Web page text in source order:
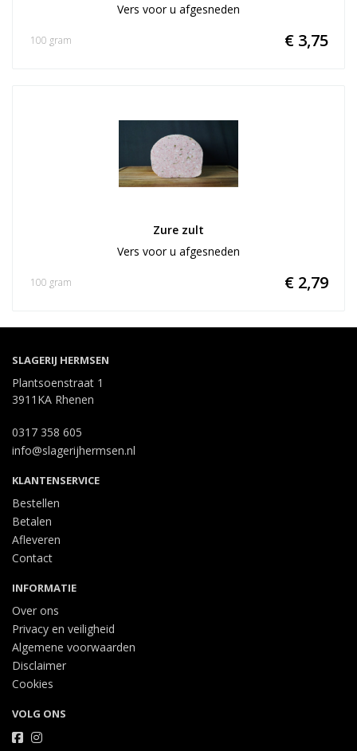
Vers voor u afgesneden
€ 3,75
100 gram
Zure zult
Vers voor u afgesneden
€ 2,79
100 gram
SLAGERIJ HERMSEN
Plantsoenstraat 1
3911KA Rhenen
0317 358 605
info@slagerijhermsen.nl
KLANTENSERVICE
Bestellen
Betalen
Afleveren
Contact
INFORMATIE
Over ons
Privacy en veiligheid
Algemene voorwaarden
Disclaimer
Cookies
VOLG ONS